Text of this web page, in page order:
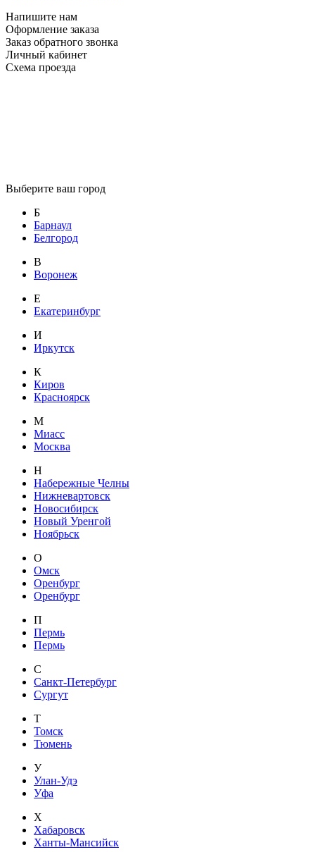
Напишите нам
Оформление заказа
Заказ обратного звонка
Личный кабинет
Схема проезда
Выберите ваш город
Б
Барнаул
Белгород
В
Воронеж
Е
Екатеринбург
И
Иркутск
К
Киров
Красноярск
М
Миасс
Москва
Н
Набережные Челны
Нижневартовск
Новосибирск
Новый Уренгой
Ноябрьск
О
Омск
Оренбург
Оренбург
П
Пермь
Пермь
С
Санкт-Петербург
Сургут
Т
Томск
Тюмень
У
Улан-Удэ
Уфа
Х
Хабаровск
Ханты-Мансийск